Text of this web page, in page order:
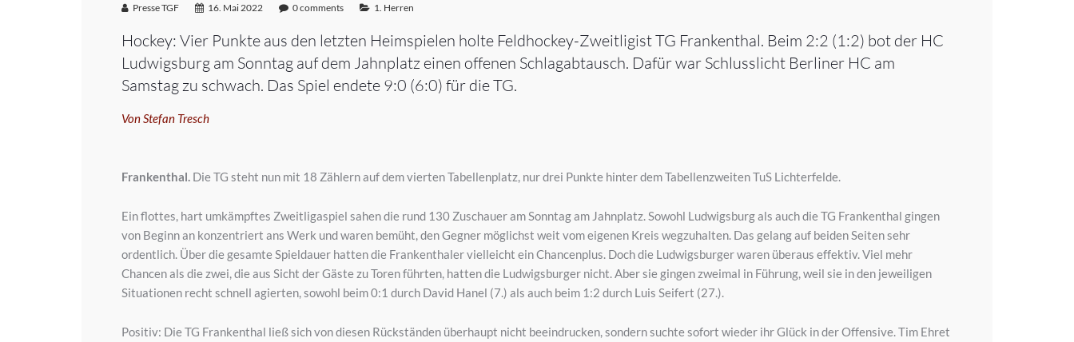
Presse TGF 16. Mai 2022 0 comments 1. Herren
Hockey: Vier Punkte aus den letzten Heimspielen holte Feldhockey-Zweitligist TG Frankenthal. Beim 2:2 (1:2) bot der HC
Ludwigsburg am Sonntag auf dem Jahnplatz einen offenen Schlagabtausch. Dafür war Schlusslicht Berliner HC am
Samstag zu schwach. Das Spiel endete 9:0 (6:0) für die TG.
Von Stefan Tresch
Frankenthal. Die TG steht nun mit 18 Zählern auf dem vierten Tabellenplatz, nur drei Punkte hinter dem Tabellenzweiten TuS Lichterfelde.
Ein flottes, hart umkämpftes Zweitligaspiel sahen die rund 130 Zuschauer am Sonntag am Jahnplatz. Sowohl Ludwigsburg als auch die TG Frankenthal gingen
von Beginn an konzentriert ans Werk und waren bemüht, den Gegner möglichst weit vom eigenen Kreis wegzuhalten. Das gelang auf beiden Seiten sehr
ordentlich. Über die gesamte Spieldauer hatten die Frankenthaler vielleicht ein Chancenplus. Doch die Ludwigsburger waren überaus effektiv. Viel mehr
Chancen als die zwei, die aus Sicht der Gäste zu Toren führten, hatten die Ludwigsburger nicht. Aber sie gingen zweimal in Führung, weil sie in den jeweiligen
Situationen recht schnell agierten, sowohl beim 0:1 durch David Hanel (7.) als auch beim 1:2 durch Luis Seifert (27.).
Positiv: Die TG Frankenthal ließ sich von diesen Rückständen überhaupt nicht beeindrucken, sondern suchte sofort wieder ihr Glück in der Offensive. Tim Ehret